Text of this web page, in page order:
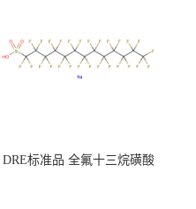
DRE标准品 全氟十三烷磺酸